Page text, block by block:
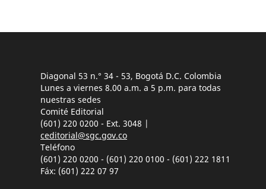
Diagonal 53 n.° 34 - 53, Bogotá D.C. Colombia
Lunes a viernes 8.00 a.m. a 5 p.m. para todas
nuestras sedes
Comité Editorial
(601) 220 0200 - Ext. 3048 |
ceditorial@sgc.gov.co
Teléfono
(601) 220 0200 - (601) 220 0100 - (601) 222 1811
Fáx: (601) 222 07 97